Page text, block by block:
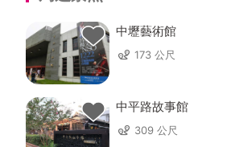
中壢藝術館
173 公尺
中平路故事館
309 公尺